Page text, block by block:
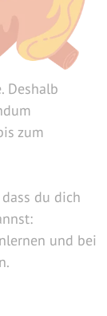
Deshalb
zum
du dich
und bei